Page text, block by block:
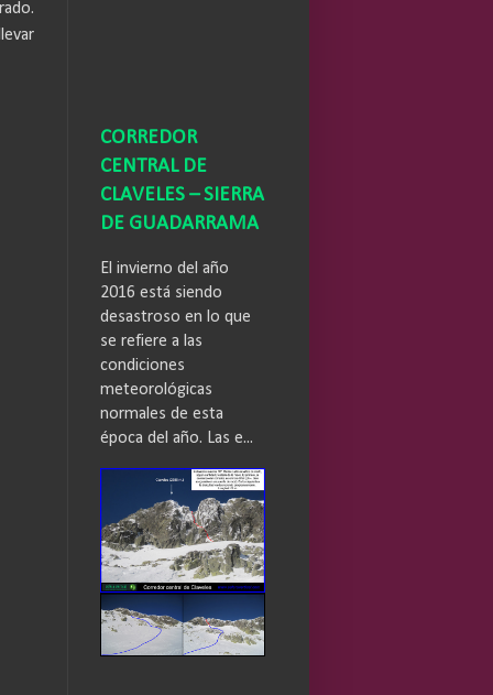
CORREDOR
CENTRAL DE
CLAVELES – SIERRA
DE GUADARRAMA
El invierno del año
2016 está siendo
desastroso en lo que
se refiere a las
condiciones
meteorológicas
normales de esta
época del año. Las e...